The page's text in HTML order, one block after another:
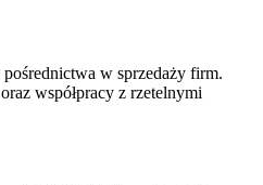
w sprzedaży firm.
współpracy z rzetelnymi